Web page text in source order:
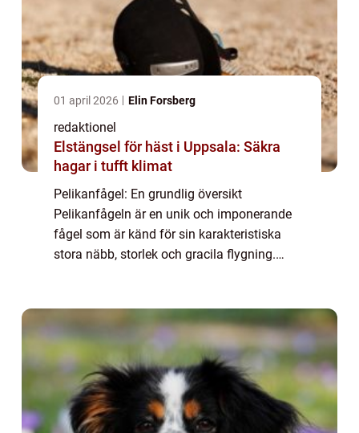
01 april 2026 Elin Forsberg
redaktionel
Elstängsel för häst i Uppsala: Säkra
hagar i tufft klimat
Pelikanfågel: En grundlig översikt
Pelikanfågeln är en unik och imponerande
fågel som är känd för sin karakteristiska
stora näbb, storlek och gracila flygning.